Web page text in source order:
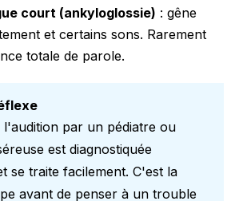
court (ankyloglossie) : gêne
et certains sons. Rarement
totale de parole.
l'audition par un pédiatre ou
est diagnostiquée
se traite facilement. C'est la
avant de penser à un trouble